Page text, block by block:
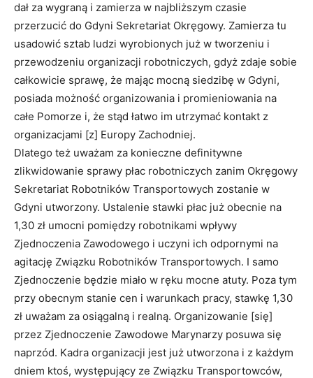
dał za wygraną i zamierza w najbliższym czasie
przerzucić do Gdyni Sekretariat Okręgowy. Zamierza tu
usadowić sztab ludzi wyrobionych już w tworzeniu i
przewodzeniu organizacji robotniczych, gdyż zdaje sobie
całkowicie sprawę, że mając mocną siedzibę w Gdyni,
posiada możność organizowania i promieniowania na
całe Pomorze i, że stąd łatwo im utrzymać kontakt z
organi­zacjami [z] Europy Zachodniej.
Dlatego też uważam za konieczne definitywne
zlikwidowanie sprawy płac robotniczych zanim Okręgowy
Sekretariat Robotników Transportowych zostanie w
Gdyni utworzony. Ustalenie stawki płac już obecnie na
1,30 zł umocni pomiędzy robotnikami wpływy
Zjednoczenia Zawodowego i uczyni ich odpornymi na
agitację Związku Robotników Transportowych. I samo
Zjednoczenie będzie miało w ręku mocne atuty. Poza tym
przy obecnym stanie cen i warunkach pracy, stawkę 1,30
zł uważam za osiągalną i realną. Organizowanie [się]
przez Zjednoczenie Zawodowe Marynarzy posuwa się
naprzód. Kadra organizacji jest już utworzona i z każdym
dniem ktoś, występu­jący ze Związku Transportowców,